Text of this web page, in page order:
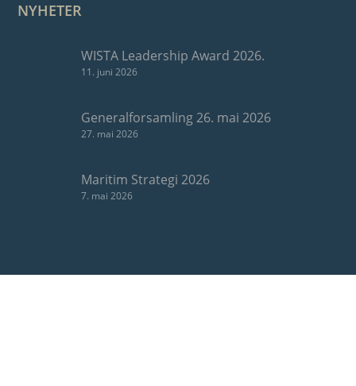
NYHETER
WISTA Leadership Award 2026.
11. juni 2026
Generalforsamling 26. mai 2026
27. mai 2026
Maritim Strategi 2026
7. mai 2026